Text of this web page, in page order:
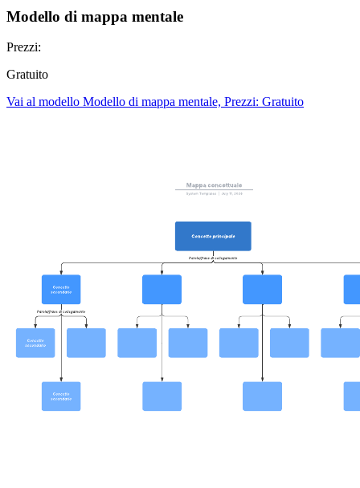
Modello di mappa mentale
Prezzi:
Gratuito
Vai al modello Modello di mappa mentale, Prezzi: Gratuito